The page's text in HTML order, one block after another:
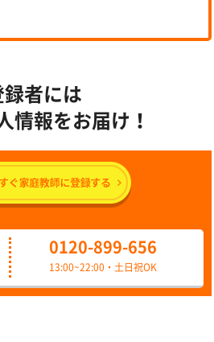
録者には
情報をお届け！
0120-899-656
13:00~22:00・土日祝OK